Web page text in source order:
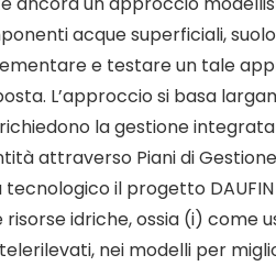
acque superficiali,
e testare un tale
L’approccio si basa
la gestione
attraverso Piani di
tecnologico il progetto
risorse idriche, ossia (i) come
nei modelli per